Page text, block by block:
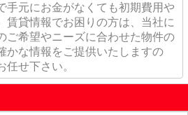
手元にお金がなくても初期費用や
賃貸情報でお困りの方は、当社に
ご希望やニーズに合わせた物件の
かな情報をご提供いたしますの
任せ下さい。